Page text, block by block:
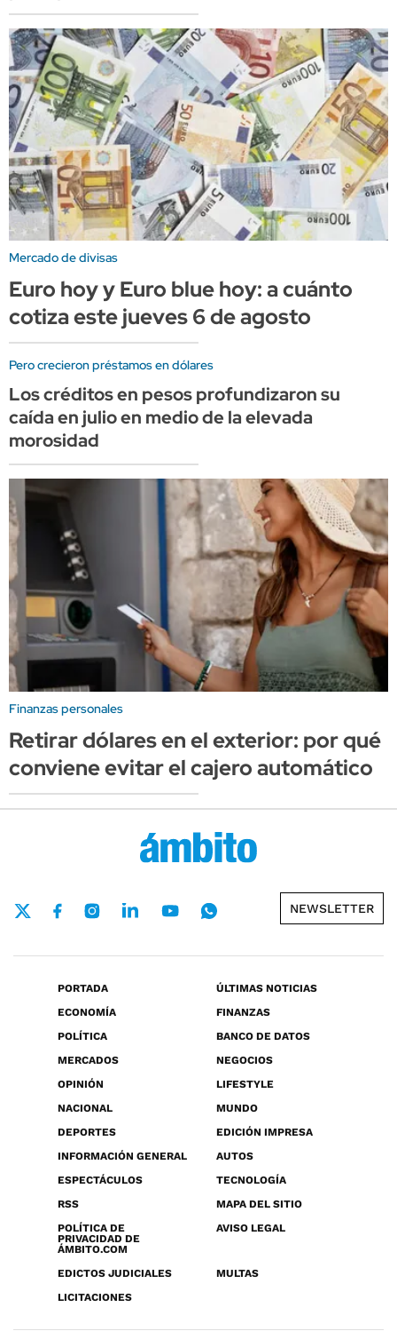
Mercado de divisas
Euro hoy y Euro blue hoy: a cuánto
cotiza este jueves 6 de agosto
Pero crecieron préstamos en dólares
Los créditos en pesos profundizaron su
caída en julio en medio de la elevada
morosidad
Finanzas personales
Retirar dólares en el exterior: por qué
conviene evitar el cajero automático
NEWSLETTER
PORTADA
ÚLTIMAS NOTICIAS
ECONOMÍA
FINANZAS
POLÍTICA
BANCO DE DATOS
MERCADOS
NEGOCIOS
OPINIÓN
LIFESTYLE
NACIONAL
MUNDO
DEPORTES
EDICIÓN IMPRESA
INFORMACIÓN GENERAL
AUTOS
ESPECTÁCULOS
TECNOLOGÍA
RSS
MAPA DEL SITIO
POLÍTICA DE
PRIVACIDAD DE
ÁMBITO.COM
AVISO LEGAL
EDICTOS JUDICIALES
MULTAS
LICITACIONES